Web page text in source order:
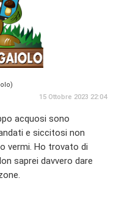
15 Ottobre 2023 22:04
acquosi sono
e siccitosi non
vermi. Ho trovato di
saprei davvero dare